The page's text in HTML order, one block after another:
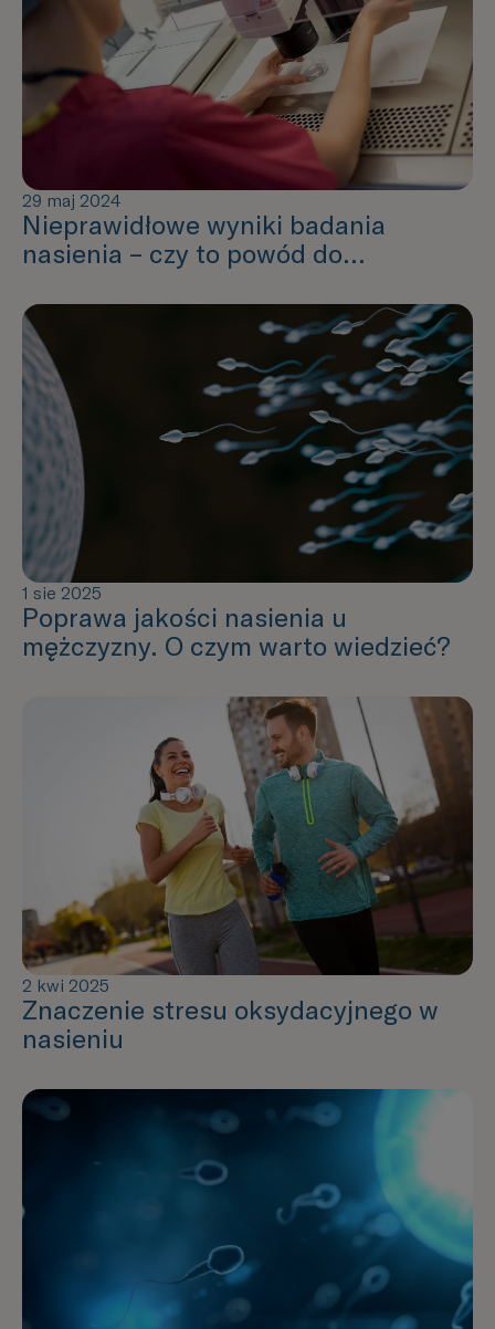
29 maj 2024
Nieprawidłowe wyniki badania
nasienia – czy to powód do
ciążę i zdrowe dziecko, możliwości
terapeutyczne: ICSI, ICSI-SD/IUI-SD,
TESE)
1 sie 2025
Poprawa jakości nasienia u
mężczyzny. O czym warto wiedzieć?
2 kwi 2025
Znaczenie stresu oksydacyjnego w
nasieniu